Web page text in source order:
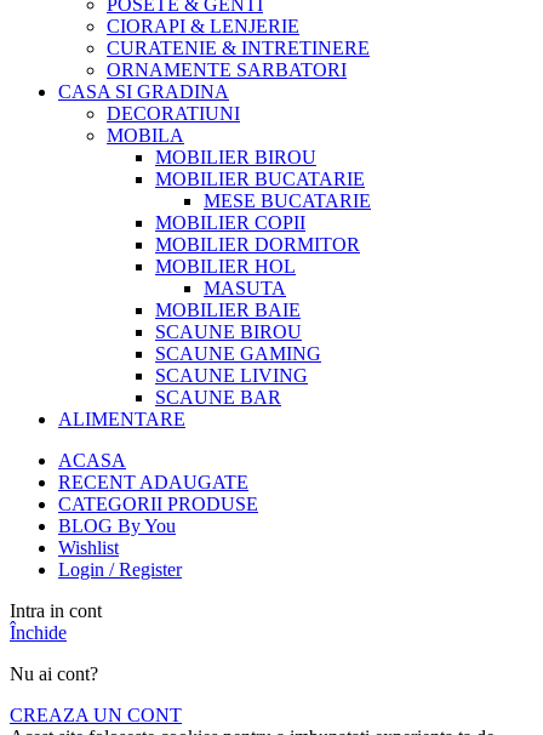
POSETE & GENTI
CIORAPI & LENJERIE
CURATENIE & INTRETINERE
ORNAMENTE SARBATORI
CASA SI GRADINA
DECORATIUNI
MOBILA
MOBILIER BIROU
MOBILIER BUCATARIE
MESE BUCATARIE
MOBILIER COPII
MOBILIER DORMITOR
MOBILIER HOL
MASUTA
MOBILIER BAIE
SCAUNE BIROU
SCAUNE GAMING
SCAUNE LIVING
SCAUNE BAR
ALIMENTARE
ACASA
RECENT ADAUGATE
CATEGORII PRODUSE
BLOG By You
Wishlist
Login / Register
Intra in cont
Închide
Nu ai cont?
CREAZA UN CONT